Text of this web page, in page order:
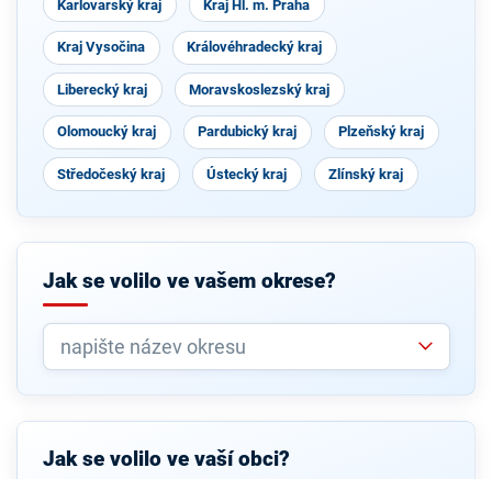
Karlovarský kraj Kraj Hl. m. Praha
Kraj Vysočina Královéhradecký kraj
Liberecký kraj Moravskoslezský kraj
Olomoucký kraj Pardubický kraj Plzeňský kraj
Středočeský kraj Ústecký kraj Zlínský kraj
Jak se volilo ve vašem okrese?
Jak se volilo ve vaší obci?